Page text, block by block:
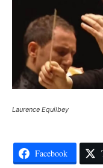
Laurence Equilbey
Facebook